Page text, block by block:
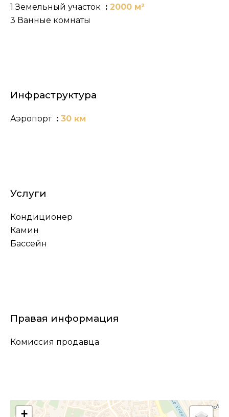
1 Земельный участок
2000 м²
3 Ванные комнаты
Инфраструктура
Аэропорт 30 км
Услуги
Кондиционер
Камин
Бассейн
Правая информация
Комиссия продавца
+